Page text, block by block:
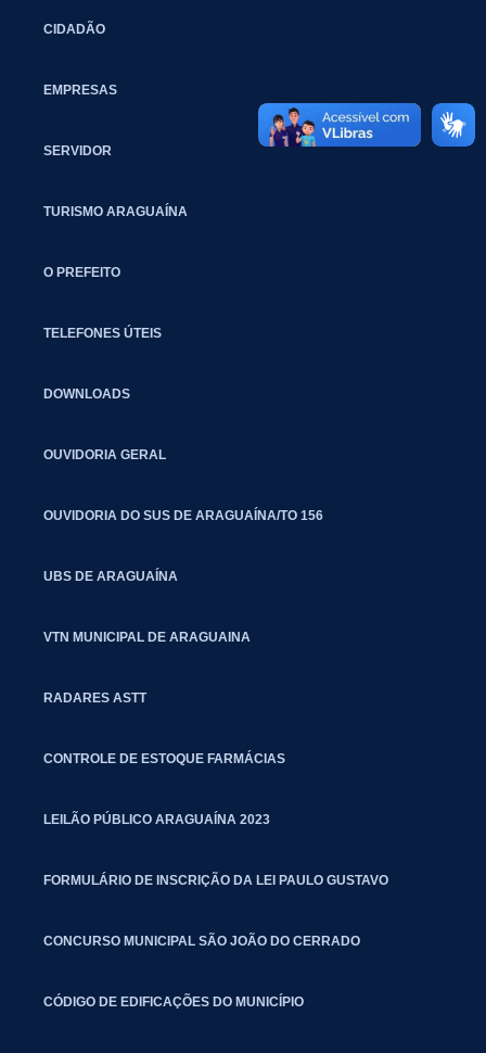
CIDADÃO
EMPRESAS
SERVIDOR
TURISMO ARAGUAÍNA
O PREFEITO
TELEFONES ÚTEIS
DOWNLOADS
OUVIDORIA GERAL
OUVIDORIA DO SUS DE ARAGUAÍNA/TO 156
UBS DE ARAGUAÍNA
VTN MUNICIPAL DE ARAGUAINA
RADARES ASTT
CONTROLE DE ESTOQUE FARMÁCIAS
LEILÃO PÚBLICO ARAGUAÍNA 2023
FORMULÁRIO DE INSCRIÇÃO DA LEI PAULO GUSTAVO
CONCURSO MUNICIPAL SÃO JOÃO DO CERRADO
CÓDIGO DE EDIFICAÇÕES DO MUNICÍPIO